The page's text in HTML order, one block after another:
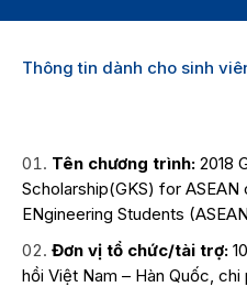
Thông tin dành cho sinh
Tên chương trình: 2018
Scholarship(GKS) for ASEAN
ENgineering Students
Đơn vị tổ chức/tài trợ:
hồi Việt Nam – Hàn Quốc,